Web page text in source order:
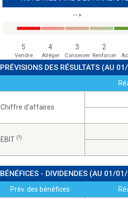
--
5 4 3 2
Vendre Alléger Conserver Renforcer
PRÉVISIONS DES RÉSULTATS (AU
Chiffre d'affaires
EBIT (?)
BÉNÉFICES - DIVIDENDES (AU 01/
Prév. des bénéfices